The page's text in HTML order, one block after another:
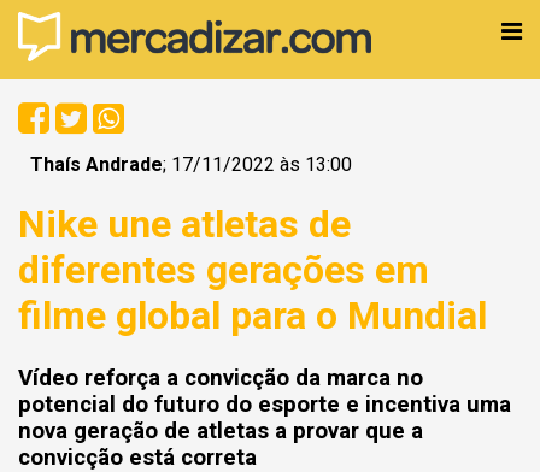
Thaís Andrade; 17/11/2022 às 13:00
Nike une atletas de
diferentes gerações em
filme global para o Mundial
Vídeo reforça a convicção da marca no
potencial do futuro do esporte e incentiva uma
nova geração de atletas a provar que a
convicção está correta